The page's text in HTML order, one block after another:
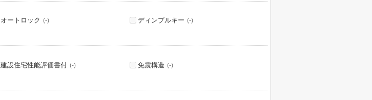
オートロック (-) ディンプルキー (-)
建設住宅性能評価書付 (-) 免震構造 (-)